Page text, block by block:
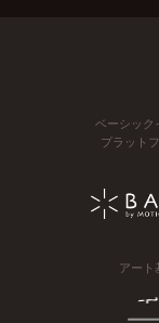
ベーシック
プラット
アート